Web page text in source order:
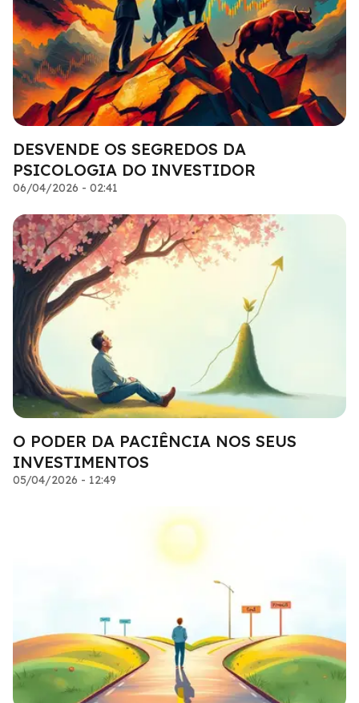
DESVENDE OS SEGREDOS DA
PSICOLOGIA DO INVESTIDOR
06/04/2026 - 02:41
O PODER DA PACIÊNCIA NOS SEUS
INVESTIMENTOS
05/04/2026 - 12:49